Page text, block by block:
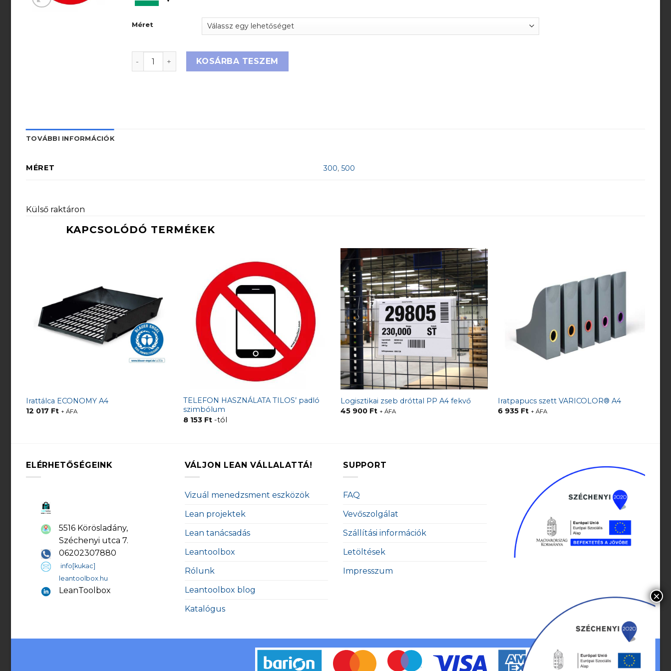
Méret
FELEMELT TEHER ALÁ ÁLLNI TILOS!' PADLÓ SZIMBÓLUM mennyiség
KOSÁRBA TESZEM
TOVÁBBI INFORMÁCIÓK
MÉRET 300,500
Külső raktáron
KAPCSOLÓDÓ TERMÉKEK
Irattálca ECONOMY A4
12 017 Ft + ÁFA
TELEFON HASZNÁLATA TILOS’ padló
szimbólum
8 153 Ft-tól
Logisztikai zseb dróttal PP A4 fekvő
45 900 Ft + ÁFA
Iratpapucs szett VARICOLOR® A4
6 935 Ft + ÁFA
ELÉRHETŐSÉGEINK
5516 Körösladány,
Széchenyi utca 7.
06202307880
info[kukac]
leantoolbox.hu
LeanToolbox
VÁLJON LEAN VÁLLALATTÁ!
Vizuál menedzsment eszközök
Lean projektek
Lean tanácsadás
Leantoolbox
Rólunk
Leantoolbox blog
Katalógus
SUPPORT
FAQ
Vevőszolgálat
Szállítási információk
Letöltések
Impresszum